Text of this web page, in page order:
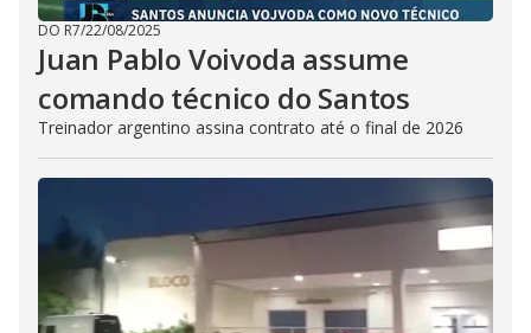
DO R7/22/08/2025
Juan Pablo Voivoda assume
comando técnico do Santos
Treinador argentino assina contrato até o final de 2026